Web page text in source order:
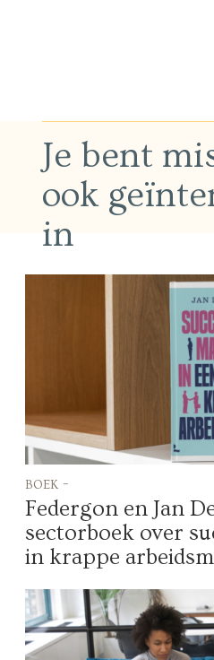
Je bent
ook
in
boek -
Federgon en Jan
sectorboek over
in krappe